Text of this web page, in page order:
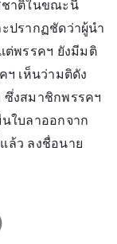
ชาติในขณะนี้
ปรากฏชัดว่าผู้นำ
ต่พรรคฯ ยังมีมติ
เห็นว่ามติดัง
ซึ่งสมาชิกพรรคฯ
ใบลาออกจาก
ล้ว ลงชื่อนาย